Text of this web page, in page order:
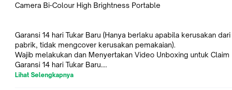
Camera Bi-Colour High Brightness Portable
Garansi 14 hari Tukar Baru (Hanya berlaku apabila kerusakan dari
pabrik, tidak mengcover kerusakan pemakaian).
Wajib melakukan dan Menyertakan Video Unboxing untuk Claim
Garansi 14 hari Tukar Baru.
Free Training Produk setiap pembelian produk di toko Sentra
Lihat Selengkapnya